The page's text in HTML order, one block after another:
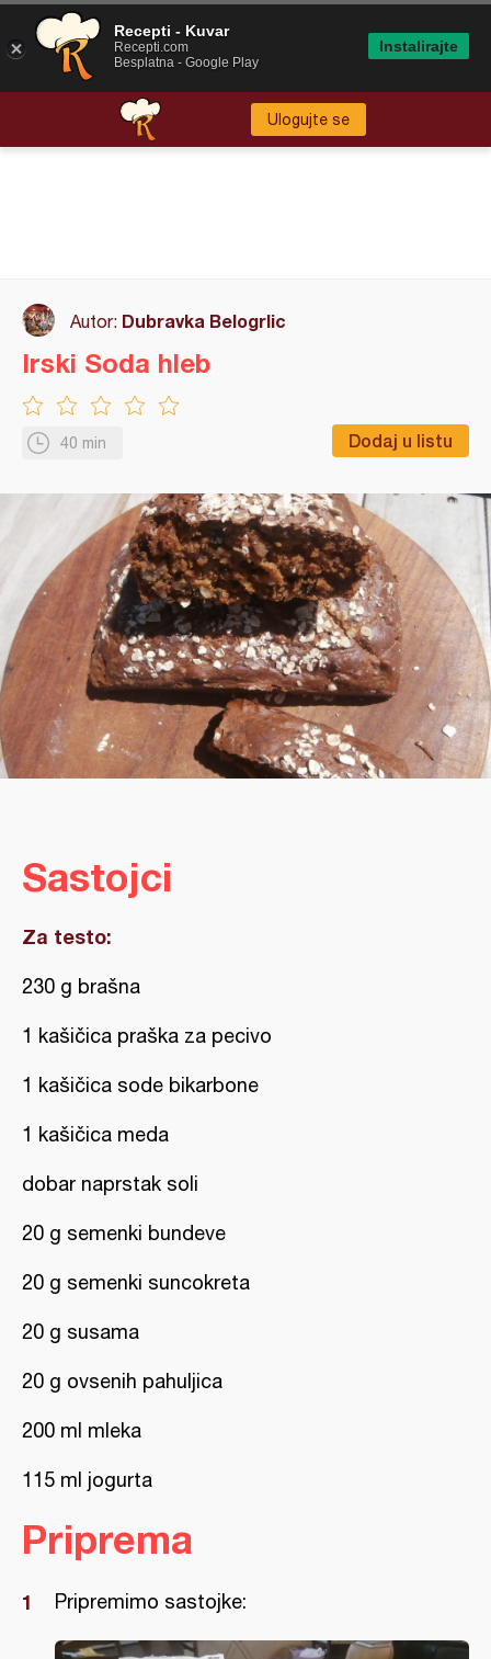
Ulogujte se
Autor: Dubravka Belogrlic
40 min Dodaj u listu
Irski Soda hleb
Sastojci
Za testo:
230 g brašna
1 kašičica praška za pecivo
1 kašičica sode bikarbone
1 kašičica meda
dobar naprstak soli
20 g semenki bundeve
20 g semenki suncokreta
20 g susama
20 g ovsenih pahuljica
200 ml mleka
115 ml jogurta
Priprema
Pripremimo sastojke:
Recepti - Kuvar
Recepti.com
Besplatna - Google Play
Instalirajte